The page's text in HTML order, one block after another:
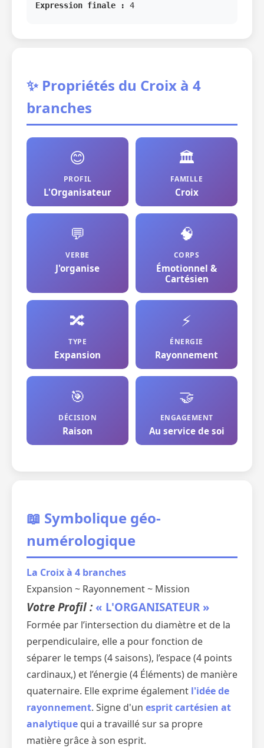
Expression finale :
4
✨ Propriétés du Croix à 4
branches
😊
PROFIL
L'Organisateur
🏛️
FAMILLE
Croix
💬
VERBE
J'organise
🧠
CORPS
Émotionnel &
Cartésien
🔀
TYPE
Expansion
⚡
ÉNERGIE
Rayonnement
🎯
DÉCISION
Raison
🤝
ENGAGEMENT
Au service de soi
📖 Symbolique géo-
numérologique
La Croix à 4 branches
Expansion ~ Rayonnement ~ Mission
Votre Profil : « L'ORGANISATEUR »
Formée par l’intersection du diamètre et de la
perpendiculaire, elle a pour fonction de
séparer le temps (4 saisons), l’espace (4 points
cardinaux,) et l’énergie (4 Éléments) de manière
quaternaire. Elle exprime également l'idée de
rayonnement. Signe d'un esprit cartésien at
analytique qui a travaillé sur sa propre
matière grâce à son esprit.